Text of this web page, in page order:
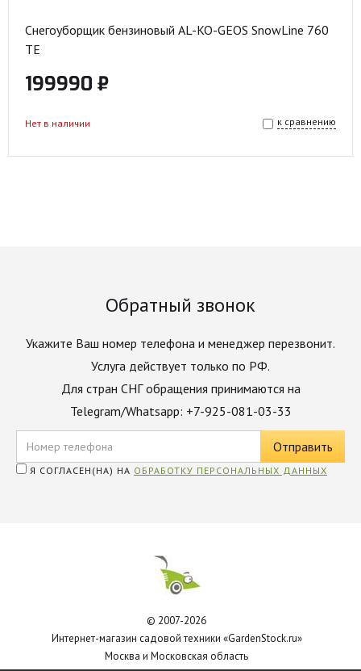
Снегоуборщик бензиновый AL-KO-GEOS SnowLine 760
TE
199990 ₽
к сравнению
Нет в наличии
Обратный звонок
Укажите Ваш номер телефона и менеджер перезвонит.
Услуга действует только по РФ.
Для стран СНГ обращения принимаются на
Telegram/Whatsapp: +7-925-081-03-33
Я СОГЛАСЕН(НА) НА ОБРАБОТКУ ПЕРСОНАЛЬНЫХ ДАННЫХ
© 2007-2026
Интернет-магазин садовой техники «GardenStock.ru»
Москва и Московская область